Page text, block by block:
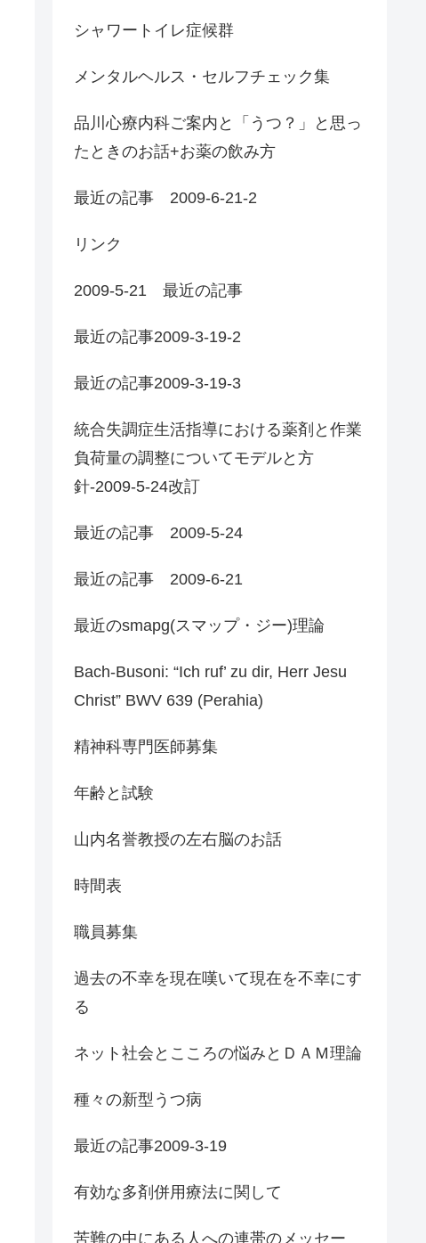
シャワートイレ症候群
メンタルヘルス・セルフチェック集
品川心療内科ご案内と「うつ？」と思っ
たときのお話+お薬の飲み方
最近の記事 2009-6-21-2
リンク
2009-5-21 最近の記事
最近の記事2009-3-19-2
最近の記事2009-3-19-3
統合失調症生活指導における薬剤と作業
負荷量の調整についてモデルと方
針-2009-5-24改訂
最近の記事 2009-5-24
最近の記事 2009-6-21
最近のsmapg(スマップ・ジー)理論
Bach-Busoni: “Ich ruf’ zu dir, Herr Jesu
Christ” BWV 639 (Perahia)
精神科専門医師募集
年齢と試験
山内名誉教授の左右脳のお話
時間表
職員募集
過去の不幸を現在嘆いて現在を不幸にす
る
ネット社会とこころの悩みとＤＡＭ理論
種々の新型うつ病
最近の記事2009-3-19
有効な多剤併用療法に関して
苦難の中にある人への連帯のメッセー